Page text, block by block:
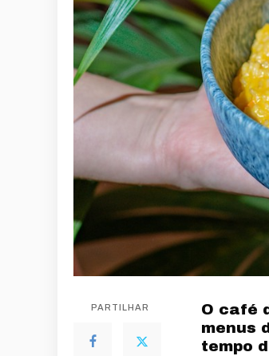
PARTILHAR
O café
menus
tempo